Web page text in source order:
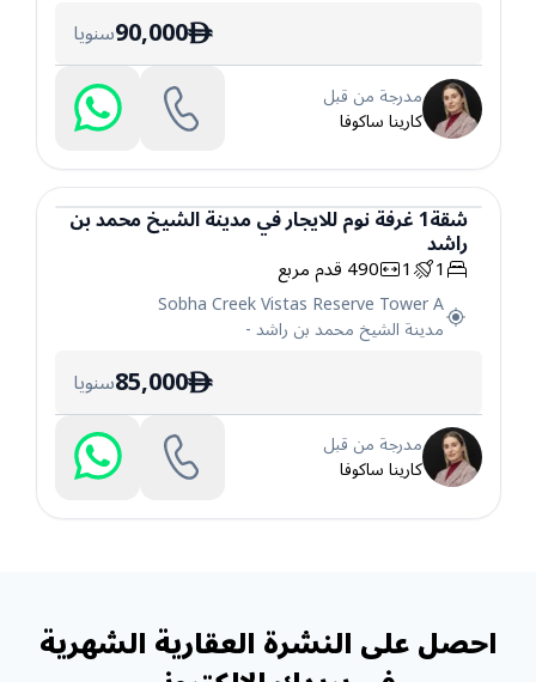
ê
90,000سنويا
مدرجة من قبل
كارينا ساكوفا
شقة
شقة1غرفة نومللايجارفيمدينة الشيخ محمد بن
راشد
1
1
490قدم مربع
Sobha Creek Vistas Reserve Tower A
مدينة الشيخ محمد بن راشد-
ê
85,000سنويا
مدرجة من قبل
كارينا ساكوفا
احصل على النشرة العقارية الشهرية